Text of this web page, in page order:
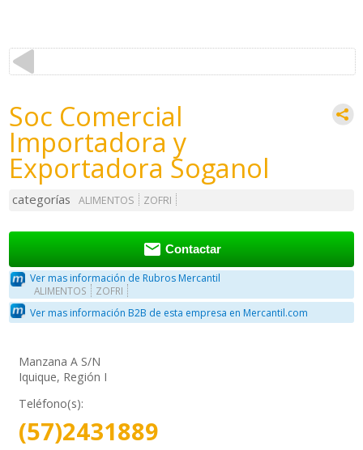
Soc Comercial
Importadora y
Exportadora Soganol
categorías ALIMENTOS ZOFRI
 Contactar
Ver mas información de Rubros Mercantil
ALIMENTOS ZOFRI
Ver mas información B2B de esta empresa en Mercantil.com
Manzana A S/N
Iquique, Región I
Teléfono(s):
(57)2431889